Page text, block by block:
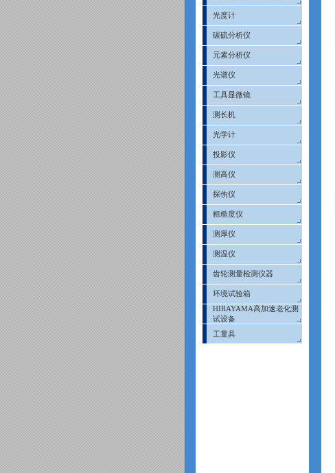
光度计
碳硫分析仪
元素分析仪
光谱仪
工具显微镜
测长机
光学计
投影仪
测高仪
探伤仪
粗糙度仪
测厚仪
测温仪
齿轮测量检测仪器
环境试验箱
HIRAYAMA高加速老化测
试设备
工量具